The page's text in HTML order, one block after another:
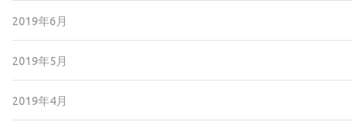
2019年6月
2019年5月
2019年4月